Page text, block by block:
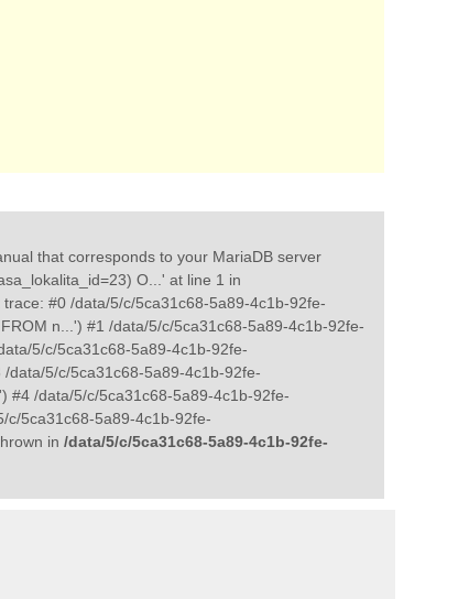
that corresponds to your MariaDB server
O...' at line 1 in
#0 /data/5/c/5ca31c68-5a89-4c1b-92fe-
n...') #1 /data/5/c/5ca31c68-5a89-4c1b-92fe-
5/c/5ca31c68-5a89-4c1b-92fe-
data/5/c/5ca31c68-5a89-4c1b-92fe-
#4 /data/5/c/5ca31c68-5a89-4c1b-92fe-
c/5ca31c68-5a89-4c1b-92fe-
in /data/5/c/5ca31c68-5a89-4c1b-92fe-